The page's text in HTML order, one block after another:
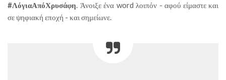
#ΛόγιαΑπόΧρυσάφη. Άνοιξε ένα word λοιπόν - αφού είμαστε και
σε ψηφιακή εποχή - και σημείωνε.